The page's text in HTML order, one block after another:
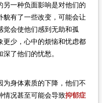
一种负面影响是对他们的
貌有了一些改变，可能会让
觉会使他们感到无助和孤
更少，心中的烦恼和忧虑都
了他们的忧愁。
身体素质的下降，他们不
情况甚至可能会导致抑郁症